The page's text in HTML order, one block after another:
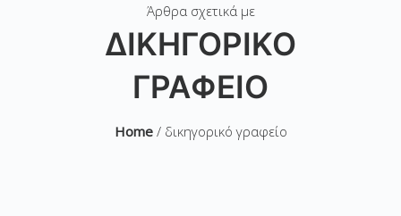
Άρθρα σχετικά με
ΔΙΚΗΓΟΡΙΚΌ
ΓΡΑΦΕΊΟ
Home/ δικηγορικό γραφείο